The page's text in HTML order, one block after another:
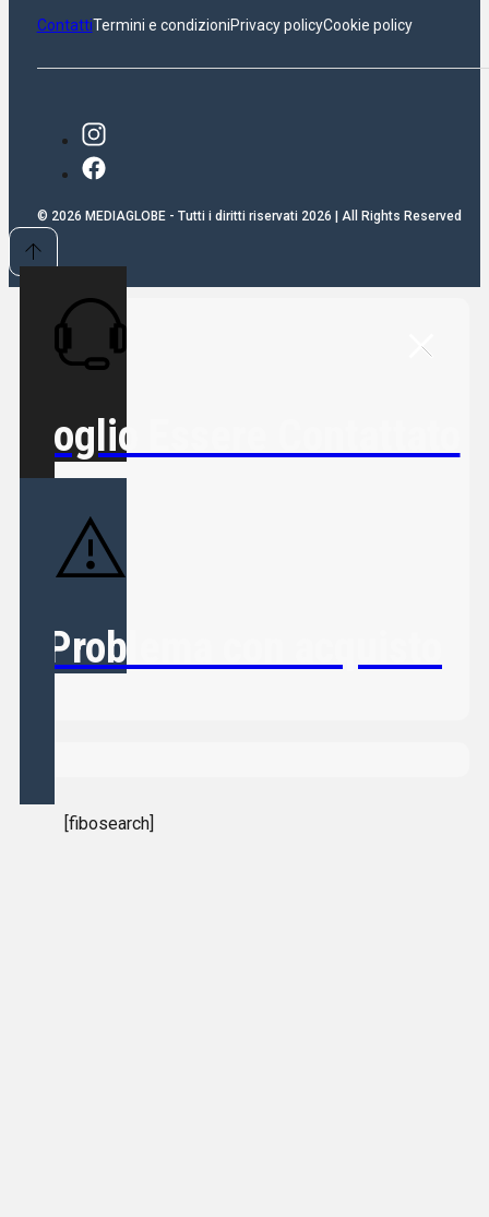
ContattiTermini e condizioniPrivacy policyCookie policy
© 2026 MEDIAGLOBE - Tutti i diritti riservati 2026 | All Rights Reserved
Voglio Essere Contattato
Problema con acquisto
[fibosearch]